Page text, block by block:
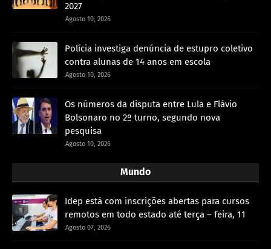
2027
Agosto 10, 2026
Polícia investiga denúncia de estupro coletivo
contra alunas de 14 anos em escola
Agosto 10, 2026
Os números da disputa entre Lula e Flávio
Bolsonaro no 2º turno, segundo nova
pesquisa
Agosto 10, 2026
Mundo
Idep está com inscrições abertas para cursos
remotos em todo estado até terça – feira, 11
Agosto 07, 2026